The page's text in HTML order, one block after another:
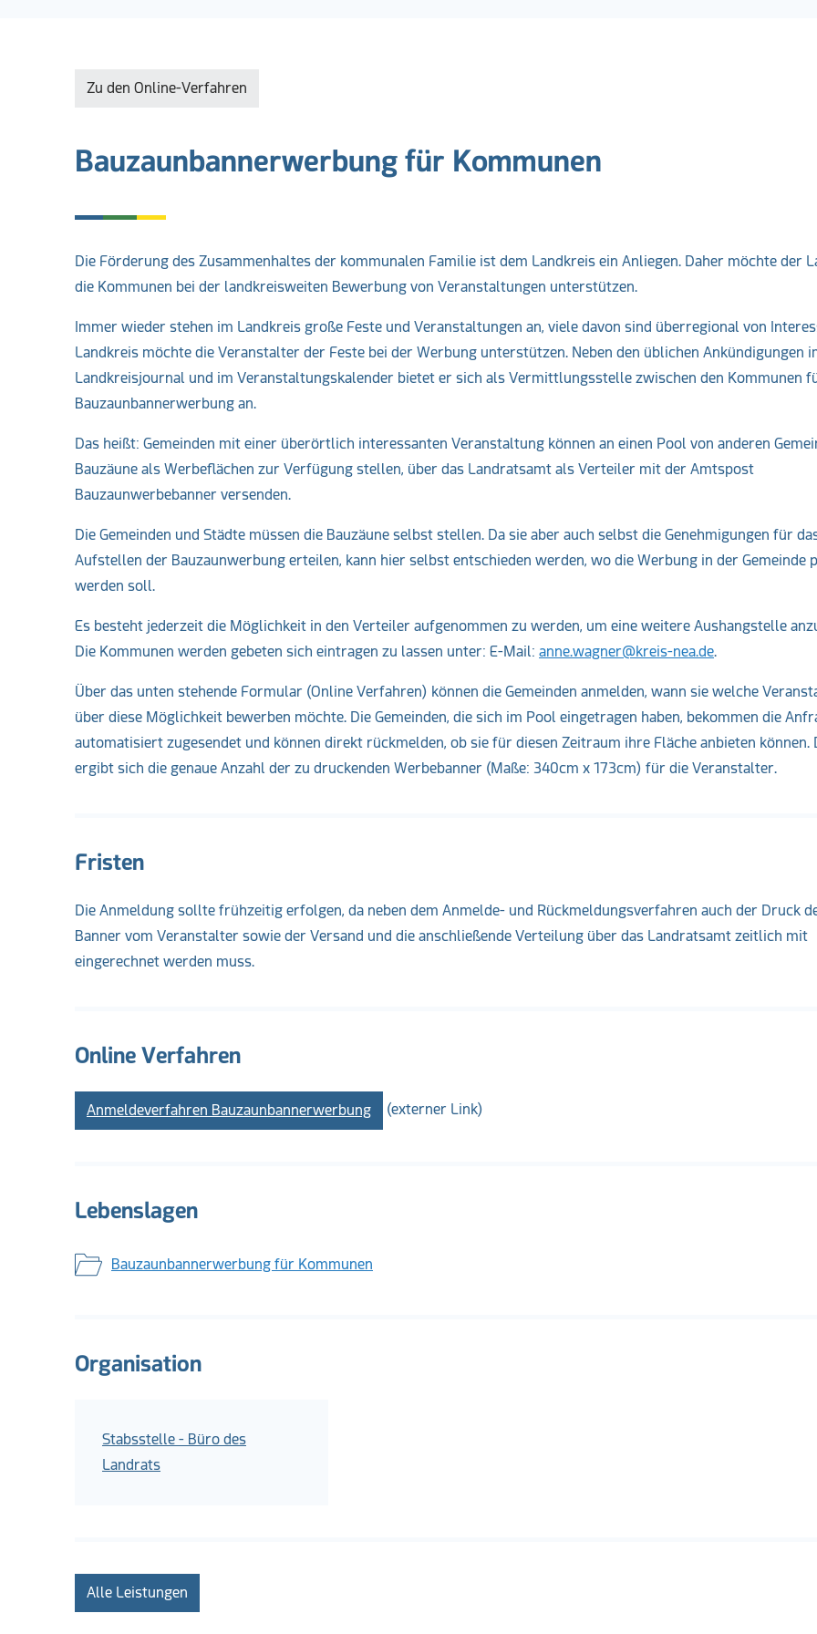
Zu den Online-Verfahren
Bauzaunbannerwerbung für Kommunen
Die Förderung des Zusammenhaltes der kommunalen Familie ist dem Landkreis ein Anliegen. Daher möchte der
die Kommunen bei der landkreisweiten Bewerbung von Veranstaltungen unterstützen.
Immer wieder stehen im Landkreis große Feste und Veranstaltungen an, viele davon sind überregional von
Landkreis möchte die Veranstalter der Feste bei der Werbung unterstützen. Neben den üblichen Ankündigungen
Landkreisjournal und im Veranstaltungskalender bietet er sich als Vermittlungsstelle zwischen den Kommunen
Bauzaunbannerwerbung an.
Das heißt: Gemeinden mit einer überörtlich interessanten Veranstaltung können an einen Pool von anderen
Bauzäune als Werbeflächen zur Verfügung stellen, über das Landratsamt als Verteiler mit der Amtspost
Bauzaunwerbebanner versenden.
Die Gemeinden und Städte müssen die Bauzäune selbst stellen. Da sie aber auch selbst die Genehmigungen für
Aufstellen der Bauzaunwerbung erteilen, kann hier selbst entschieden werden, wo die Werbung in der Gemeinde
werden soll.
Es besteht jederzeit die Möglichkeit in den Verteiler aufgenommen zu werden, um eine weitere Aushangstelle
Die Kommunen werden gebeten sich eintragen zu lassen unter: E-Mail: anne.wagner@kreis-nea.de.
Über das unten stehende Formular (Online Verfahren) können die Gemeinden anmelden, wann sie welche
über diese Möglichkeit bewerben möchte. Die Gemeinden, die sich im Pool eingetragen haben, bekommen die
automatisiert zugesendet und können direkt rückmelden, ob sie für diesen Zeitraum ihre Fläche anbieten können.
ergibt sich die genaue Anzahl der zu druckenden Werbebanner (Maße: 340cm x 173cm) für die Veranstalter.
Fristen
Die Anmeldung sollte frühzeitig erfolgen, da neben dem Anmelde- und Rückmeldungsverfahren auch der Druck
Banner vom Veranstalter sowie der Versand und die anschließende Verteilung über das Landratsamt zeitlich mit
eingerechnet werden muss.
Online Verfahren
Anmeldeverfahren Bauzaunbannerwerbung (externer Link)
Lebenslagen
Bauzaunbannerwerbung für Kommunen
Organisation
Stabsstelle - Büro des
Landrats
Alle Leistungen